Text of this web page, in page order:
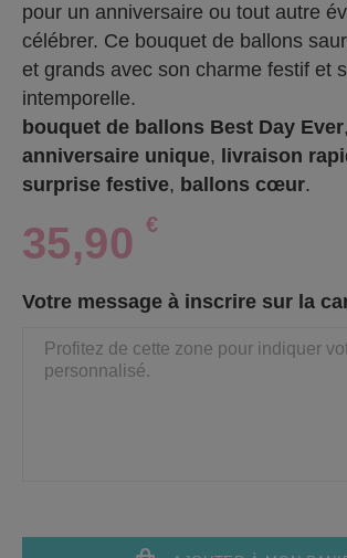
pour un anniversaire ou tout autre
célébrer. Ce bouquet de ballons
et grands avec son charme festif et
intemporelle.
bouquet de ballons Best Day Ever,
anniversaire unique, livraison
surprise festive, ballons cœur.
35,90 €
Votre message à inscrire sur la